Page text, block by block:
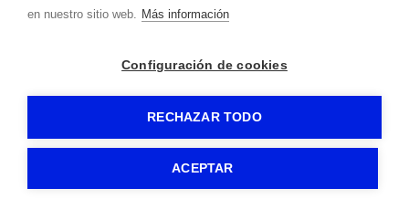
en nuestro sitio web. Más información
Configuración de cookies
RECHAZAR TODO
ACEPTAR
lairon.motoclub@gmail.com
Dirección
San Esteban de Gormaz (Soria)
-Aviso legal